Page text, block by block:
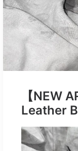
【NEW
Leather